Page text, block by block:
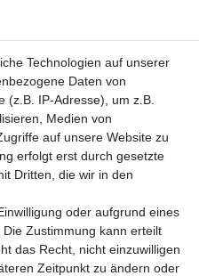
Technologien auf unserer
Daten von
(z.B. IP-Adresse), um z.B.
Medien von
auf unsere Website zu
erfolgt erst durch gesetzte
Dritten, die wir in den
oder aufgrund eines
Zustimmung kann erteilt
das Recht, nicht einzuwilligen
Zeitpunkt zu ändern oder